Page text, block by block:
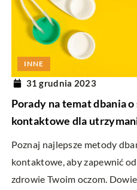
INNE
31 grudnia 2023
Porady na temat dbania
kontaktowe dla
Poznaj najlepsze metody
kontaktowe, aby zapewnić
zdrowie Twoim oczom.
domowym
dekoracji
Dowiedz się,
i jak je
unikalne
18 marca 2025
artystycznego.
wybrać i jak
prawdziwe